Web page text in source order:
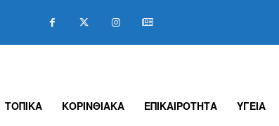
ΤΟΠΙΚΑ ΚΟΡΙΝΘΙΑΚΑ ΕΠΙΚΑΙΡΟΤΗΤΑ ΥΓΕΙΑ